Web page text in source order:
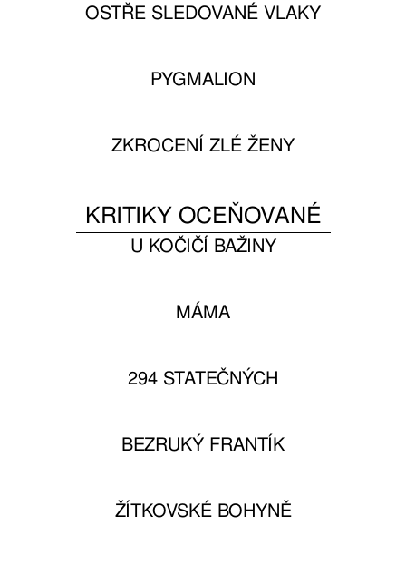
OSTŘE SLEDOVANÉ VLAKY
PYGMALION
ZKROCENÍ ZLÉ ŽENY
KRITIKY OCEŇOVANÉ
U KOČIČÍ BAŽINY
MÁMA
294 STATEČNÝCH
BEZRUKÝ FRANTÍK
ŽÍTKOVSKÉ BOHYNĚ